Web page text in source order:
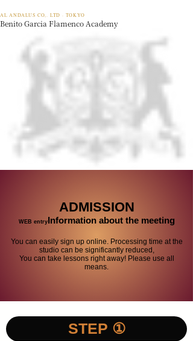
AL ANDALUS CO,. LTD · TOKYO
Benito Garcia Flamenco Academy
ADMISSION
WEB entryInformation about the meeting
You can easily sign up online. Processing time at the
studio can be significantly reduced,
You can take lessons right away! Please use all
means.
STEP ①